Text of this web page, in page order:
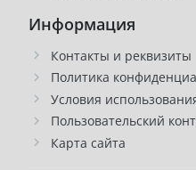
Информация
Контакты и реквизиты
Политика
Условия
Пользовательский
Карта сайта